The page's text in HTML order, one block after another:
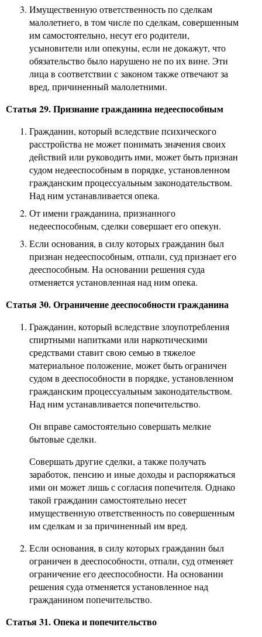
Имущественную ответственность по сделкам
малолетнего, в том числе по сделкам, совершенным
им самостоятельно, несут его родители,
усыновители или опекуны, если не докажут, что
обязательство было нарушено не по их вине. Эти
лица в соответствии с законом также отвечают за
вред, причиненный малолетними.
Статья 29. Признание гражданина недееспособным
Гражданин, который вследствие психического
расстройства не может понимать значения своих
действий или руководить ими, может быть признан
судом недееспособным в порядке, установленном
гражданским процессуальным законодательством.
Над ним устанавливается опека.
От имени гражданина, признанного
недееспособным, сделки совершает его опекун.
Если основания, в силу которых гражданин был
признан недееспособным, отпали, суд признает его
дееспособным. На основании решения суда
отменяется установленная над ним опека.
Статья 30. Ограничение дееспособности гражданина
Гражданин, который вследствие злоупотребления
спиртными напитками или наркотическими
средствами ставит свою семью в тяжелое
материальное положение, может быть ограничен
судом в дееспособности в порядке, установленном
гражданским процессуальным законодательством.
Над ним устанавливается попечительство.
Он вправе самостоятельно совершать мелкие
бытовые сделки.
Совершать другие сделки, а также получать
заработок, пенсию и иные доходы и распоряжаться
ими он может лишь с согласия попечителя. Однако
такой гражданин самостоятельно несет
имущественную ответственность по совершенным
им сделкам и за причиненный им вред.
Если основания, в силу которых гражданин был
ограничен в дееспособности, отпали, суд отменяет
ограничение его дееспособности. На основании
решения суда отменяется установленное над
гражданином попечительство.
Статья 31. Опека и попечительство